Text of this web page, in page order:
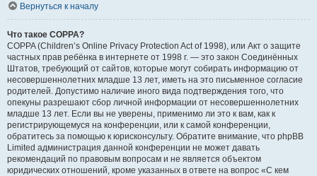
Вернуться к началу
Что такое COPPA?
COPPA (Children’s Online Privacy Protection Act of 1998), или Акт о защите
частных прав ребёнка в интернете от 1998 г. — это закон Соединённых
Штатов, требующий от сайтов, которые могут собирать информацию от
несовершеннолетних младше 13 лет, иметь на это письменное согласие
родителей. Допустимо наличие иного вида подтверждения того, что
опекуны разрешают сбор личной информации от несовершеннолетних
младше 13 лет. Если вы не уверены, применимо ли это к вам, как к
регистрирующемуся на конференции, или к самой конференции,
обратитесь за помощью к юрисконсульту. Обратите внимание, что phpBB
Limited администрация данной конференции не может давать
рекомендаций по правовым вопросам и не является объектом
юридических отношений, кроме указанных в ответе на вопрос «С кем